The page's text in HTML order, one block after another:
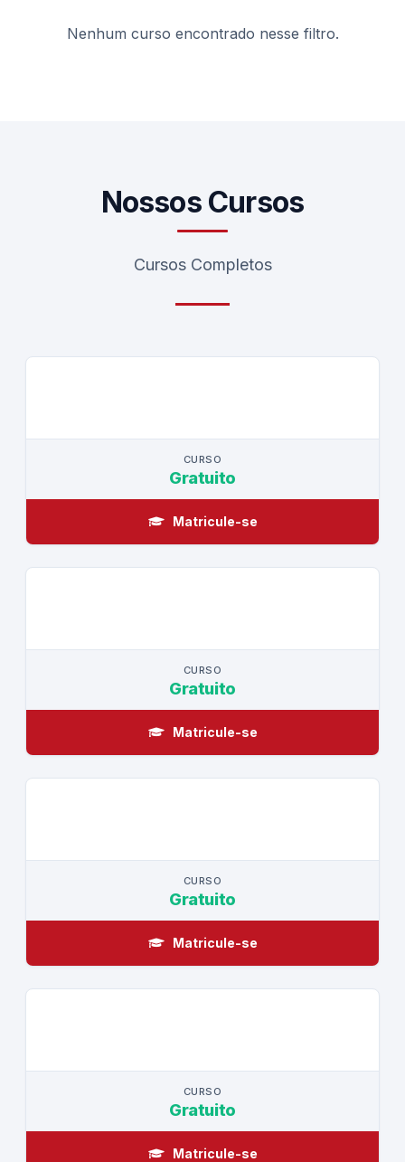
Nenhum curso encontrado nesse filtro.
Nossos Cursos
Cursos Completos
CURSO
Gratuito
Matricule-se
CURSO
Gratuito
Matricule-se
CURSO
Gratuito
Matricule-se
CURSO
Gratuito
Matricule-se